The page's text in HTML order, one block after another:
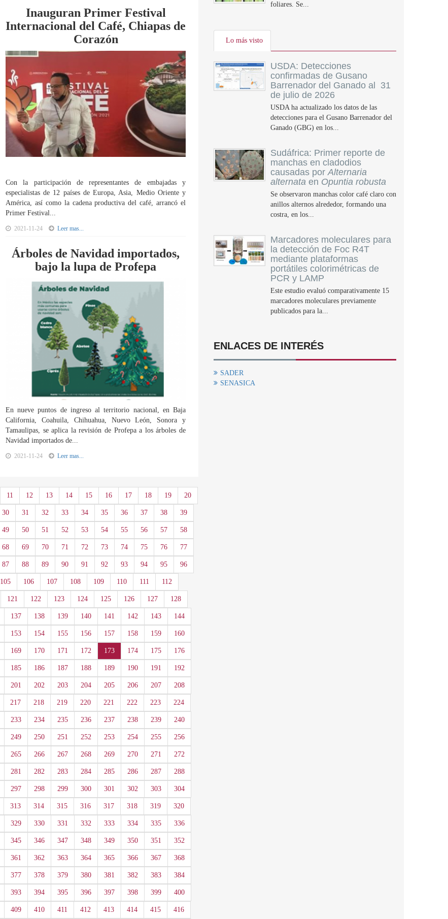
Inauguran Primer Festival
Internacional del Café, Chiapas de
Corazón
Con la participación de representantes de embajadas y
especialistas de 12 países de Europa, Asia, Medio Oriente y
América, así como la cadena productiva del café, arrancó el
Primer Festival...
2021-11-24 Leer mas...
Árboles de Navidad importados,
bajo la lupa de Profepa
En nueve puntos de ingreso al territorio nacional, en Baja
California, Coahuila, Chihuahua, Nuevo León, Sonora y
Tamaulipas, se aplica la revisión de Profepa a los árboles de
Navidad importados de...
2021-11-24 Leer mas...
11 12 13 14 15 16 17 18 19 20
30 31 32 33 34 35 36 37 38 39
49 50 51 52 53 54 55 56 57 58
68 69 70 71 72 73 74 75 76 77
87 88 89 90 91 92 93 94 95 96
105 106 107 108 109 110 111 112
121 122 123 124 125 126 127 128
137 138 139 140 141 142 143 144
153 154 155 156 157 158 159 160
169 170 171 172 173 174 175 176
185 186 187 188 189 190 191 192
201 202 203 204 205 206 207 208
217 218 219 220 221 222 223 224
233 234 235 236 237 238 239 240
249 250 251 252 253 254 255 256
265 266 267 268 269 270 271 272
281 282 283 284 285 286 287 288
297 298 299 300 301 302 303 304
313 314 315 316 317 318 319 320
329 330 331 332 333 334 335 336
345 346 347 348 349 350 351 352
361 362 363 364 365 366 367 368
377 378 379 380 381 382 383 384
393 394 395 396 397 398 399 400
409 410 411 412 413 414 415 416
foliares. Se...
Lo más visto
USDA: Detecciones
confirmadas de Gusano
Barrenador del Ganado al 31
de julio de 2026
USDA ha actualizado los datos de las
detecciones para el Gusano Barrenador del
Ganado (GBG) en los...
Sudáfrica: Primer reporte de
manchas en cladodios
causadas porAlternaria
alternata en Opuntia robusta
Se observaron manchas color café claro con
anillos alternos alrededor, formando una
costra, en los...
Marcadores moleculares para
la detección de Foc R4T
mediante plataformas
portátiles colorimétricas de
PCR y LAMP
Este estudio evaluó comparativamente 15
marcadores moleculares previamente
publicados para la...
ENLACES DE INTERÉS
SADER
SENASICA